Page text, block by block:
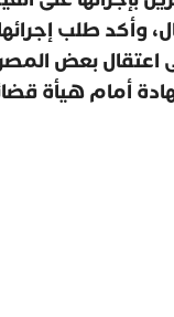
وأكد طلب
اعتقال بعض
أمام هيأة